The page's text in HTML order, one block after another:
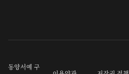
동양서예 구